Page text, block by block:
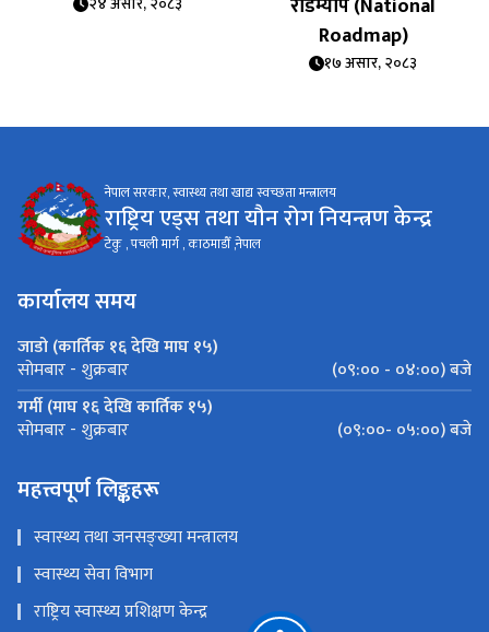
रोडम्याप (National
Roadmap)
१७ असार, २०८३
नेपाल सरकार, स्वास्थ्य तथा खाद्य स्वच्छता मन्त्रालय
राष्ट्रिय एड्स तथा यौन रोग नियन्त्रण केन्द्र
टेकु , पचली मार्ग , काठमाडौँ ,नेपाल
कार्यालय समय
जाडो (कार्तिक १६ देखि माघ १५)
सोमबार - शुक्रबार
(०९:०० - ०४:००) बजे
गर्मी (माघ १६ देखि कार्तिक १५)
सोमबार - शुक्रबार (०९:००- ०५:००) बजे
महत्त्वपूर्ण लिङ्कहरू
स्वास्थ्य तथा जनसङ्ख्या मन्त्रालय
स्वास्थ्य सेवा विभाग
राष्ट्रिय स्वास्थ्य प्रशिक्षण केन्द्र